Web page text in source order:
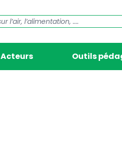
Acteurs Outils